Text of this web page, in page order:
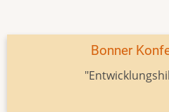
Bonner